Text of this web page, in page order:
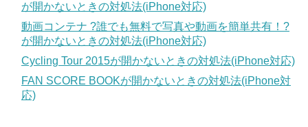
が開かないときの対処法(iPhone対応)
動画コンテナ ?誰でも無料で写真や動画を簡単共有！?
が開かないときの対処法(iPhone対応)
Cycling Tour 2015が開かないときの対処法(iPhone対応)
FAN SCORE BOOKが開かないときの対処法(iPhone対
応)